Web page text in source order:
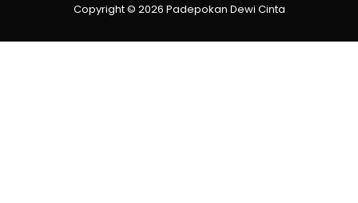
Copyright © 2026 Padepokan Dewi Cinta